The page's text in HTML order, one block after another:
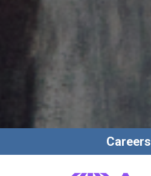
Careers